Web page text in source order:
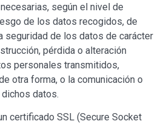
según el nivel de
de los datos recogidos, de
seguridad de los datos de carácter
pérdida o alteración
personales transmitidos,
otra forma, o la comunicación o
datos.
certificado SSL (Secure Socket